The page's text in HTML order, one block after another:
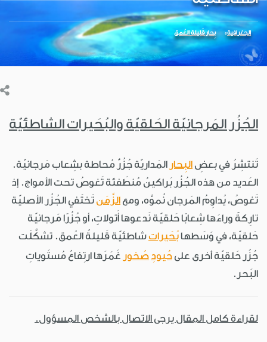
الجغرافية بِحار قَليلة العُمق
الجُزُر المَرجانيّة الحَلقيّة والبُحَيرات الشاطئيّة
تَنتشِرُ في بعضِ البِحار المَداريّة جُزُرٌ مُحاطة بشِعاب مَرجانيّة.
العَديد من هذه الجُزُر بَراكينُ مُنطَفئة تَغوصُ تحت الأمواج. إذ
تَغوصُ، يُداوِمُ المَرجان نُموَّه، ومع الزَّمَنتَختَفي الجُزُر الأصليّة
تارِكةً وراءَها شِعابًا حَلقيّة نَدعوها أَتولاتٍ، أو جُزُرًا مَرجانيّة
حَلقيّة، في وَسَطها بُحَيراتشاطئيّة قَليلةُ العُمق. تشكَّلَت
جُزُر حَلقيّة أخرى على حُيودِ صُخور غَمَرَها ارتِفاعُ مُستَوياتِ
البَحر.
لقراءة كامل المقال يرجى الاتصال بالشخص المسؤول.